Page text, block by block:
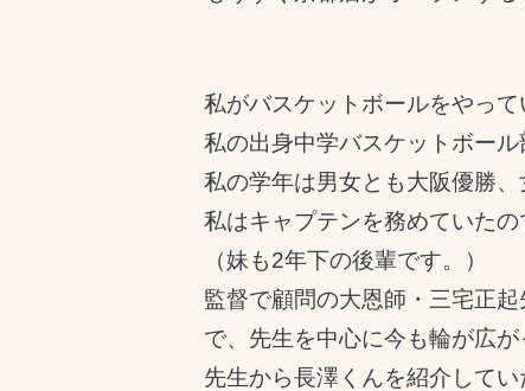
私がバスケットボールをやっ
私の出身中学バスケットボー
私の学年は男女とも大阪優勝
私はキャプテンを務めていたの
（妹も2年下の後輩です。）
監督で顧問の大恩師・三宅正
で、先生を中心に今も輪が広が
先生から長澤くんを紹介してい